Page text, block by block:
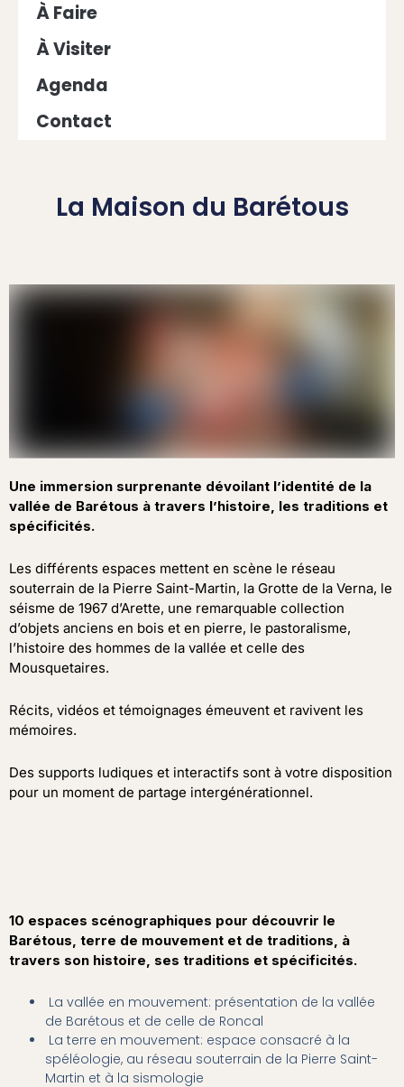
À Faire
À Visiter
Agenda
Contact
La Maison du Barétous
Une immersion surprenante dévoilant l’identité de la
vallée de Barétous à travers l’histoire, les traditions et
spécificités.
Les différents espaces mettent en scène le réseau
souterrain de la Pierre Saint-Martin, la Grotte de la Verna, le
séisme de 1967 d’Arette, une remarquable collection
d’objets anciens en bois et en pierre, le pastoralisme,
l’histoire des hommes de la vallée et celle des
Mousquetaires.
Récits, vidéos et témoignages émeuvent et ravivent les
mémoires.
Des supports ludiques et interactifs sont à votre disposition
pour un moment de partage intergénérationnel.
10 espaces scénographiques pour découvrir le
Barétous, terre de mouvement et de traditions, à
travers son histoire, ses traditions et spécificités.
La vallée en mouvement: présentation de la vallée
de Barétous et de celle de Roncal
La terre en mouvement: espace consacré à la
spéléologie, au réseau souterrain de la Pierre Saint-
Martin et à la sismologie